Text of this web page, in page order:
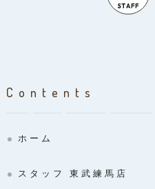
Contents
ホーム
スタッフ 東武練馬店